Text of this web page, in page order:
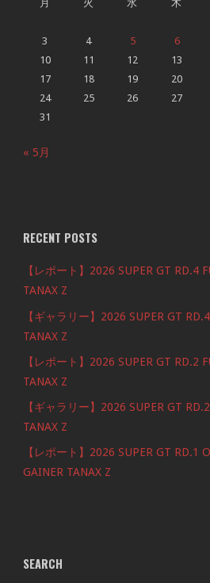
月
火 水 木
3
4 5 6
10
11 12 13
17
18 19 20
24
25 26 27
31
« 5月
RECENT POSTS
【レポート】2026 SUPER GT RD.4
TANAX Z
【ギャラリー】2026 SUPER GT
TANAX Z
【レポート】2026 SUPER GT RD.2
TANAX Z
【ギャラリー】2026 SUPER GT
TANAX Z
【レポート】2026 SUPER GT RD.1
GAINER TANAX Z
SEARCH